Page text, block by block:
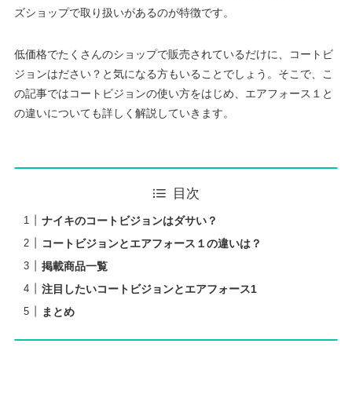
ズショップで取り扱いがあるのが特徴です。
低価格でたくさんのショップで販売されているだけに、コートビ
ジョンはださい？と気になる方もいることでしょう。そこで、こ
の記事ではコートビジョンの使い方をはじめ、エアフォース１と
の違いについても詳しく解説していきます。
目次
ナイキのコートビジョンはダサい？
コートビジョンとエアフォース１の違いは？
掲載商品一覧
注目したいコートビジョンとエアフォース1
まとめ